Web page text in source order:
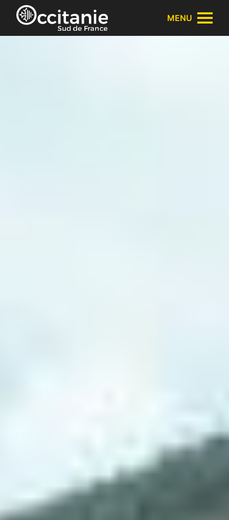
Panneau de gestion des cookies
MENU